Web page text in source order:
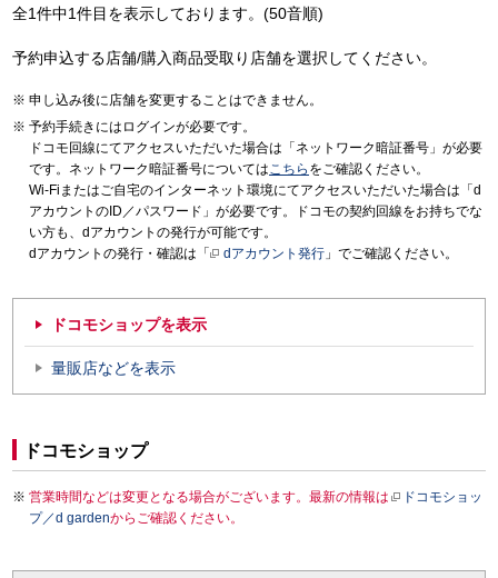
全1件中1件目を表示しております。(50音順)
予約申込する店舗/購入商品受取り店舗を選択してください。
申し込み後に店舗を変更することはできません。
予約手続きにはログインが必要です。
ドコモ回線にてアクセスいただいた場合は「ネットワーク暗証番号」が必要
です。ネットワーク暗証番号についてはこちら をご確認ください。
Wi-Fiまたはご自宅のインターネット環境にてアクセスいただいた場合は「d
アカウントのID／パスワード」が必要です。ドコモの契約回線をお持ちでな
い方も、dアカウントの発行が可能です。
dアカウントの発行・確認は「
dアカウント発行 」でご確認ください。
ドコモショップを表示
量販店などを表示
ドコモショップ
営業時間などは変更となる場合がございます。最新の情報は
ドコモショッ
プ／d gardenからご確認ください。